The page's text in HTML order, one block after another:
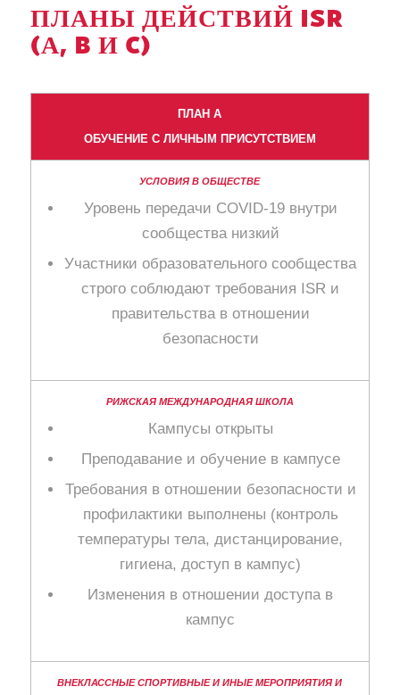
ПЛАНЫ ДЕЙСТВИЙ ISR
(А, B И C)
ПЛАН А
ОБУЧЕНИЕ С ЛИЧНЫМ ПРИСУТСТВИЕМ
Уровень передачи COVID-19 внутри
сообщества низкий
Участники образовательного сообщества
строго соблюдают требования ISR и
правительства в отношении
безопасности
Кампусы открыты
Преподавание и обучение в кампусе
Требования в отношении безопасности и
профилактики выполнены (контроль
температуры тела, дистанцирование,
гигиена, доступ в кампус)
Изменения в отношении доступа в
кампус